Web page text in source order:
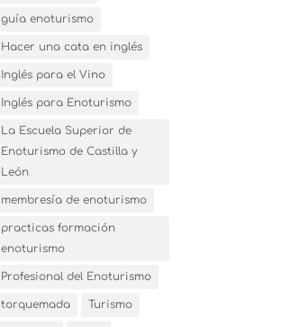
guía enoturismo
Hacer una cata en inglés
Inglés para el Vino
Inglés para Enoturismo
La Escuela Superior de
Enoturismo de Castilla y
León
membresía de enoturismo
practicas formación
enoturismo
Profesional del Enoturismo
torquemada Turismo